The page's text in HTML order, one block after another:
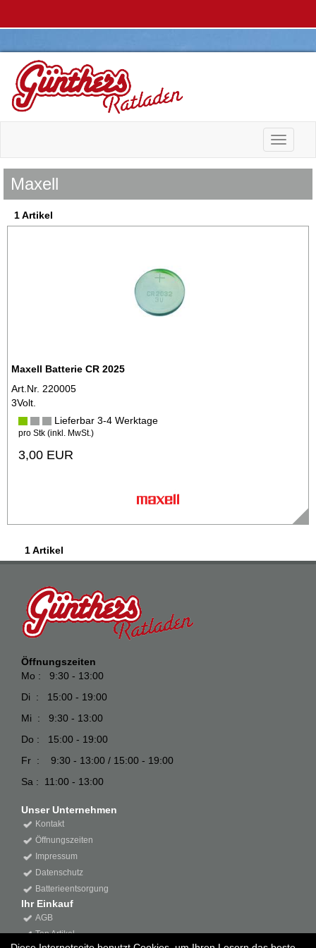
Toggle
Maxell
1 Artikel
Maxell Batterie CR 2025
Art.Nr. 220005
3Volt.
Lieferbar 3-4 Werktage
pro Stk (inkl. MwSt.)
3,00 EUR
1 Artikel
Öffnungszeiten
Mo : 9:30 - 13:00
Di : 15:00 - 19:00
Mi : 9:30 - 13:00
Do : 15:00 - 19:00
Fr : 9:30 - 13:00 / 15:00 - 19:00
Sa : 11:00 - 13:00
Unser Unternehmen
Kontakt
Öffnungszeiten
Impressum
Datenschutz
Batterieentsorgung
Ihr Einkauf
AGB
Top Artikel